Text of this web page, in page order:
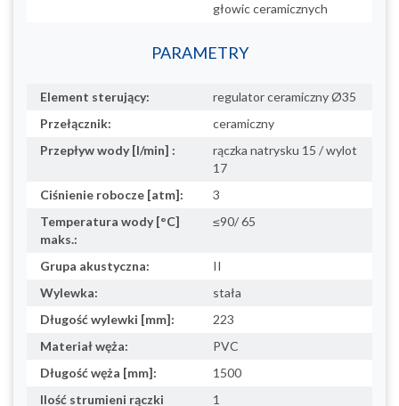
głowic ceramicznych
PARAMETRY
Element sterujący:
regulator ceramiczny Ø35
Przełącznik:
ceramiczny
Przepływ wody [l/min] :
rączka natrysku 15 / wylot
17
Ciśnienie robocze [atm]:
3
Temperatura wody [°C]
maks.:
≤90/ 65
Grupa akustyczna:
II
Wylewka:
stała
Długość wylewki [mm]:
223
Materiał węża:
PVC
Długość węża [mm]:
1500
Ilość strumieni rączki
1